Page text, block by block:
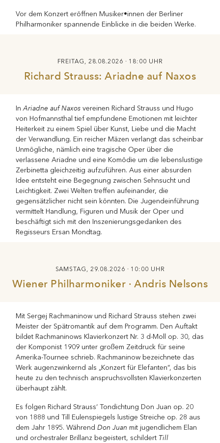
Vor dem Konzert eröffnen Musiker•innen der Berliner
Philharmoniker spannende Einblicke in die beiden Werke.
FREITAG, 28.08.2026 · 18:00 UHR
Richard Strauss: Ariadne auf Naxos
InAriadne auf Naxos vereinen Richard Strauss und Hugo
von Hofmannsthal tief empfundene Emotionen mit leichter
Heiterkeit zu einem Spiel über Kunst, Liebe und die Macht
der Verwandlung. Ein reicher Mäzen verlangt das scheinbar
Unmögliche, nämlich eine tragische Oper über die
verlassene Ariadne und eine Komödie um die lebenslustige
Zerbinetta gleichzeitig aufzuführen. Aus einer absurden
Idee entsteht eine Begegnung zwischen Sehnsucht und
Leichtigkeit. Zwei Welten treffen aufeinander, die
gegensätzlicher nicht sein könnten. Die Jugendeinführung
vermittelt Handlung, Figuren und Musik der Oper und
beschäftigt sich mit den Inszenierungsgedanken des
Regisseurs Ersan Mondtag.
SAMSTAG, 29.08.2026 · 10:00 UHR
Wiener Philharmoniker · Andris Nelsons
Mit Sergej Rachmaninow und Richard Strauss stehen zwei
Meister der Spätromantik auf dem Programm. Den Auftakt
bildet Rachmaninows Klavierkonzert Nr. 3 d-Moll op. 30, das
der Komponist 1909 unter großem Zeitdruck für seine
Amerika-Tournee schrieb. Rachmaninow bezeichnete das
Werk augenzwinkernd als „Konzert für Elefanten“, das bis
heute zu den technisch anspruchsvollsten Klavierkonzerten
überhaupt zählt.
Es folgen Richard Strauss‘ Tondichtung Don Juan op. 20
von 1888 und Till Eulenspiegels lustige Streiche op. 28 aus
dem Jahr 1895. WährendDon Juan mit jugendlichem Elan
und orchestraler Brillanz begeistert, schildertTill